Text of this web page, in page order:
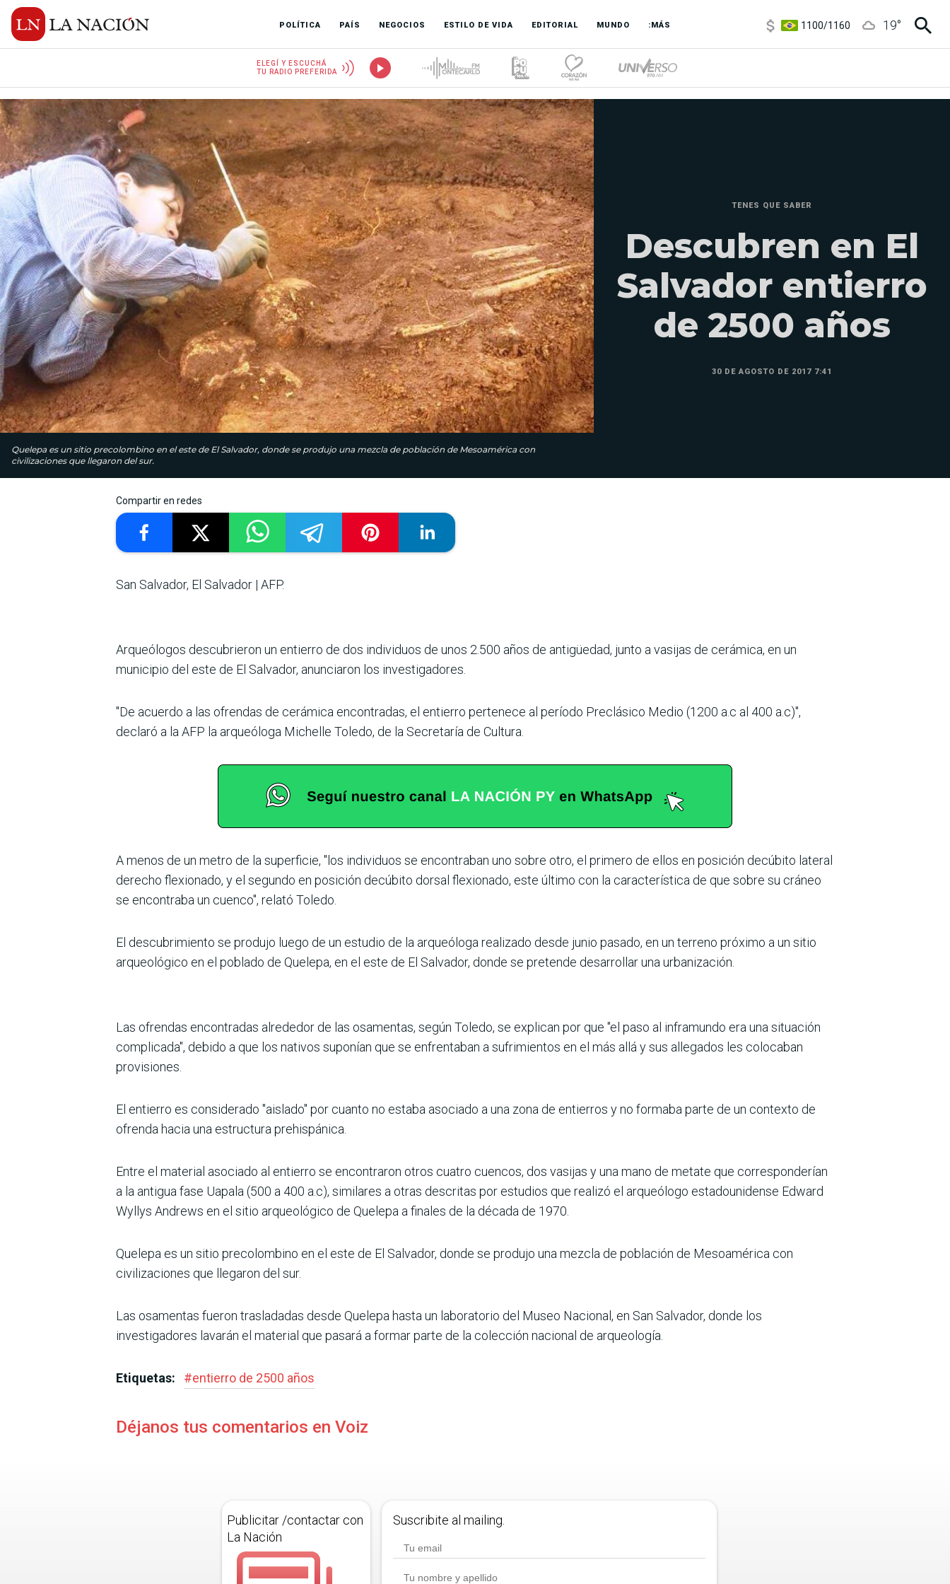
POLÍTICA PAÍS NEGOCIOS ESTILO DE VIDA EDITORIAL MUNDO :MÁS
1100/1160
19°
ELEGÍ Y ESCUCHÁ
TU RADIO PREFERIDA
Quelepa es un sitio precolombino en el este de El Salvador, donde se produjo una mezcla de población de Mesoamérica con
civilizaciones que llegaron del sur.
TENES QUE SABER
Descubren en El
Salvador entierro
de 2500 años
30 DE AGOSTO DE 2017 7:41
Compartir en redes
San Salvador, El Salvador | AFP.
Arqueólogos descubrieron un entierro de dos individuos de unos 2.500 años de antigüedad, junto a vasijas de cerámica, en un
municipio del este de El Salvador, anunciaron los investigadores.
"De acuerdo a las ofrendas de cerámica encontradas, el entierro pertenece al período Preclásico Medio (1200 a.c al 400 a.c)",
declaró a la AFP la arqueóloga Michelle Toledo, de la Secretaría de Cultura.
A menos de un metro de la superficie, "los individuos se encontraban uno sobre otro, el primero de ellos en posición decúbito lateral
derecho flexionado, y el segundo en posición decúbito dorsal flexionado, este último con la característica de que sobre su cráneo
se encontraba un cuenco", relató Toledo.
El descubrimiento se produjo luego de un estudio de la arqueóloga realizado desde junio pasado, en un terreno próximo a un sitio
arqueológico en el poblado de Quelepa, en el este de El Salvador, donde se pretende desarrollar una urbanización.
Las ofrendas encontradas alrededor de las osamentas, según Toledo, se explican por que "el paso al inframundo era una situación
complicada", debido a que los nativos suponían que se enfrentaban a sufrimientos en el más allá y sus allegados les colocaban
provisiones.
El entierro es considerado "aislado" por cuanto no estaba asociado a una zona de entierros y no formaba parte de un contexto de
ofrenda hacia una estructura prehispánica.
Entre el material asociado al entierro se encontraron otros cuatro cuencos, dos vasijas y una mano de metate que corresponderían
a la antigua fase Uapala (500 a 400 a.c), similares a otras descritas por estudios que realizó el arqueólogo estadounidense Edward
Wyllys Andrews en el sitio arqueológico de Quelepa a finales de la década de 1970.
Quelepa es un sitio precolombino en el este de El Salvador, donde se produjo una mezcla de población de Mesoamérica con
civilizaciones que llegaron del sur.
Las osamentas fueron trasladadas desde Quelepa hasta un laboratorio del Museo Nacional, en San Salvador, donde los
investigadores lavarán el material que pasará a formar parte de la colección nacional de arqueología.
Etiquetas: #entierro de 2500 años
Déjanos tus comentarios en Voiz
Publicitar /contactar con
La Nación
Suscribite al mailing.